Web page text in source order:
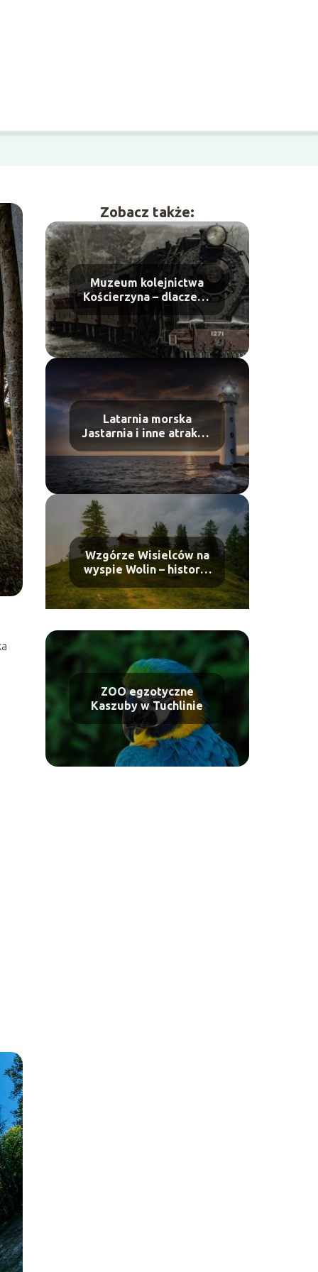
Zobacz także:
Muzeum kolejnictwa
Kościerzyna – dlaczego
warto je odwiedzić?
Latarnia morska
Jastarnia i inne atrakcje
nad polskim morzem
Wzgórze Wisielców na
wyspie Wolin – historia
i atrakcje turystyczne
ZOO egzotyczne
Kaszuby w Tuchlinie